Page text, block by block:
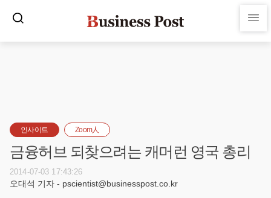
인사이트 Zoom人
금융허브 되찾으려는 캐머런 영국 총리
2014-07-03 17:43:26
오대석 기자 - pscientist@businesspost.co.kr